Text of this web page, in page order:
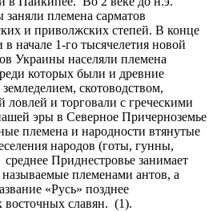
племена сарматов
и приволжских степей. В конце
в начале 1-го тысячелетия новой
Украины населяли племена
которых были и древние
скотоводством,
и торговали с греческими
эры в Северное Причерноземье
племена и народности втянутые
народов (готы, гунны,
Приднестровье занимает
племенами антов, а
«Русь» позднее
восточных славян. (1).